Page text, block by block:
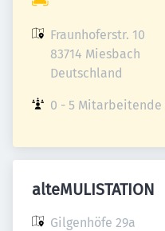
Fraunhoferstr. 10
83714 Miesbach
Deutschland
0 - 5 Mitarbeitende
alteMULISTATION
Gilgenhöfe 29a